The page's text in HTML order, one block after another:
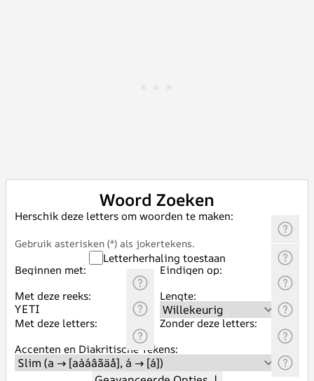
Woord Zoeken
Herschik deze letters om woorden te maken:
Gebruik asterisken (*) als jokertekens.
Letterherhaling toestaan
Beginnen met:
Eindigen op:
Met deze reeks:
Lengte:
Met deze letters:
Zonder deze letters:
Accenten en Diakritische Tekens: